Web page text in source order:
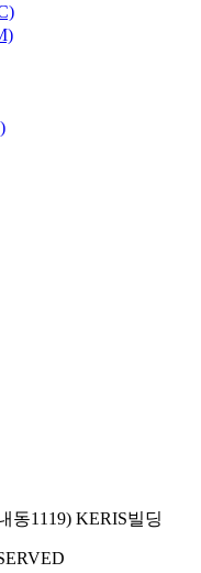
동1119) KERIS빌딩